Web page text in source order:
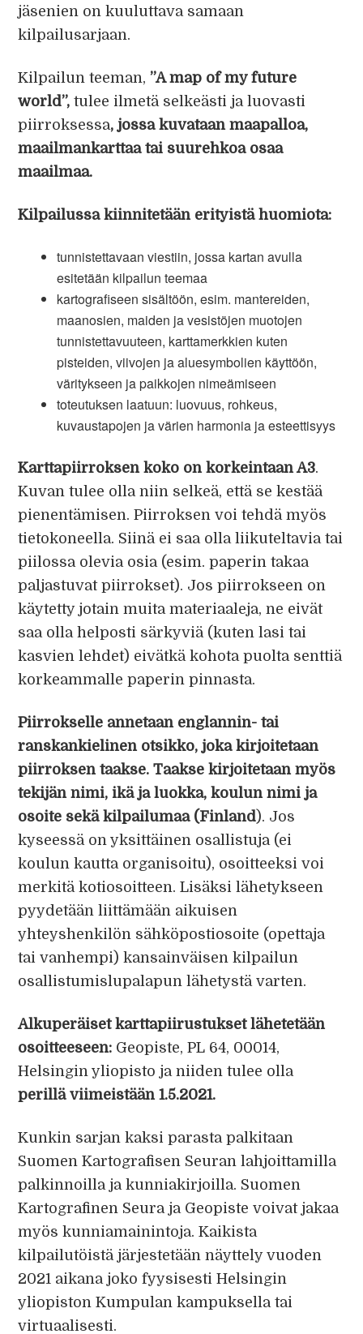
jäsenien on kuuluttava samaan
kilpailusarjaan.
Kilpailun teeman, ”A map of my future
world”,tulee ilmetä selkeästi ja luovasti
piirroksessa, jossa kuvataan maapalloa,
maailmankarttaa tai suurehkoa osaa
maailmaa.
Kilpailussa kiinnitetään erityistä huomiota:
tunnistettavaan viestiin, jossa kartan avulla
esitetään kilpailun teemaa
kartografiseen sisältöön, esim. mantereiden,
maanosien, maiden ja vesistöjen muotojen
tunnistettavuuteen, karttamerkkien kuten
pisteiden, viivojen ja aluesymbolien käyttöön,
väritykseen ja paikkojen nimeämiseen
toteutuksen laatuun: luovuus, rohkeus,
kuvaustapojen ja värien harmonia ja esteettisyys
Karttapiirroksen koko on korkeintaan A3.
Kuvan tulee olla niin selkeä, että se kestää
pienentämisen. Piirroksen voi tehdä myös
tietokoneella. Siinä ei saa olla liikuteltavia tai
piilossa olevia osia (esim. paperin takaa
paljastuvat piirrokset). Jos piirrokseen on
käytetty jotain muita materiaaleja, ne eivät
saa olla helposti särkyviä (kuten lasi tai
kasvien lehdet) eivätkä kohota puolta senttiä
korkeammalle paperin pinnasta.
Piirrokselle annetaan englannin- tai
ranskankielinen otsikko, joka kirjoitetaan
piirroksen taakse. Taakse kirjoitetaan myös
tekijän nimi, ikä ja luokka, koulun nimi ja
osoite sekä kilpailumaa (Finland). Jos
kyseessä on yksittäinen osallistuja (ei
koulun kautta organisoitu), osoitteeksi voi
merkitä kotiosoitteen. Lisäksi lähetykseen
pyydetään liittämään aikuisen
yhteyshenkilön sähköpostiosoite (opettaja
tai vanhempi) kansainväisen kilpailun
osallistumislupalapun lähetystä varten.
Alkuperäiset karttapiirustukset lähetetään
osoitteeseen: Geopiste, PL 64, 00014,
Helsingin yliopisto ja niiden tulee olla
perillä viimeistään 1.5.2021.
Kunkin sarjan kaksi parasta palkitaan
Suomen Kartografisen Seuran lahjoittamilla
palkinnoilla ja kunniakirjoilla. Suomen
Kartografinen Seura ja Geopiste voivat jakaa
myös kunniamainintoja. Kaikista
kilpailutöistä järjestetään näyttely vuoden
2021 aikana joko fyysisesti Helsingin
yliopiston Kumpulan kampuksella tai
virtuaalisesti.